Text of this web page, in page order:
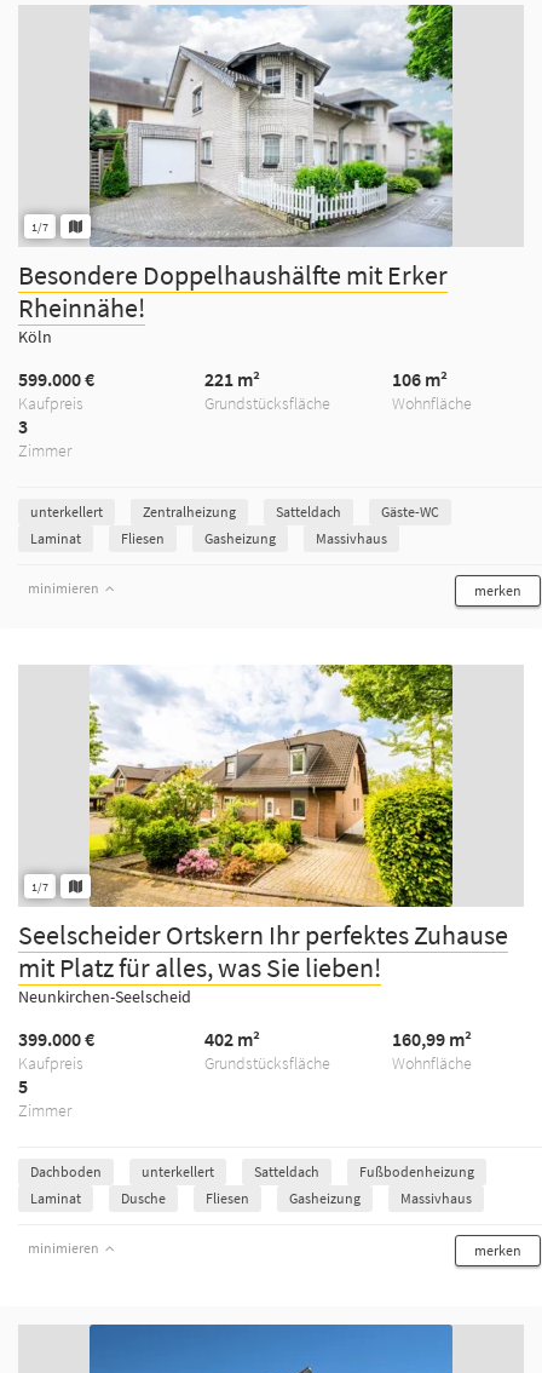
1/7
Besondere Doppelhaushälfte mit Erker
Rheinnähe!
Köln
Kaufpreis
599.000 €
Grundstücksfläche
221 m²
Wohnfläche
106 m²
Zimmer
3
unterkellert Zentralheizung Satteldach
Gäste-WC
Laminat
Fliesen Gasheizung Massivhaus
minimieren merken
1/7
Seelscheider Ortskern Ihr perfektes Zuhause
mit Platz für alles, was Sie lieben!
Neunkirchen-Seelscheid
Kaufpreis
399.000 €
Grundstücksfläche
402 m²
Wohnfläche
160,99 m²
Zimmer
5
Dachboden unterkellert Satteldach
Fußbodenheizung
Laminat
Dusche Fliesen Gasheizung Massivhaus
minimieren merken